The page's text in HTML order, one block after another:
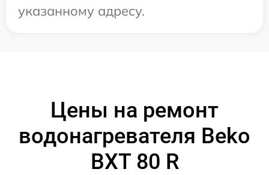
указанному адресу.
Цены на ремонт
водонагревателя Beko
BXT 80 R